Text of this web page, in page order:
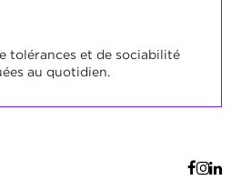
tolérances et de sociabilité
au quotidien.